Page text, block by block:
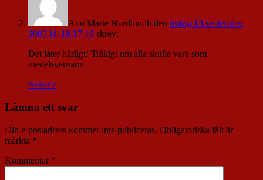
Ann Marie Nordlundh den tisdag 13 september
2005 kl. 19:17 19 skrev:
Det låter härligt! Tråkigt om alla skulle vara som
medelsvensson
Svara ↓
Lämna ett svar
Din e-postadress kommer inte publiceras. Obligatoriska fält är
märkta *
Kommentar *